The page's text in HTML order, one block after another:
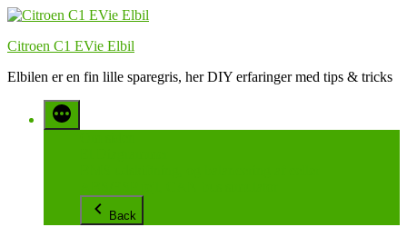
Videre
indhold
Citroen C1 EVie Elbil
Elbilen er en fin lille sparegris, her DIY erfaringer med tips & tricks
Back